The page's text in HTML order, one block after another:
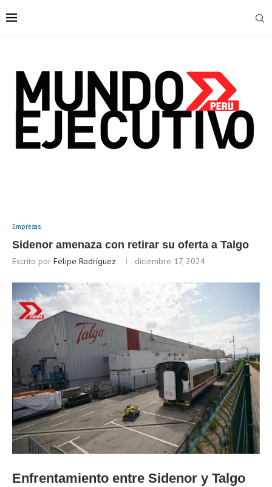
Empresas
Sidenor amenaza con retirar su oferta a Talgo
Escrito por Felipe Rodríguez diciembre 17, 2024
Enfrentamiento entre Sidenor y Talgo